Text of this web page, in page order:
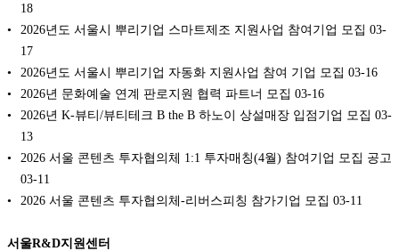
18
2026년도 서울시 뿌리기업 스마트제조 지원사업 참여기업 모집 03-
17
2026년도 서울시 뿌리기업 자동화 지원사업 참여 기업 모집 03-16
2026년 문화예술 연계 판로지원 협력 파트너 모집 03-16
2026년 K-뷰티/뷰티테크 B the B 하노이 상설매장 입점기업 모집 03-
13
2026 서울 콘텐츠 투자협의체 1:1 투자매칭(4월) 참여기업 모집 공고
03-11
2026 서울 콘텐츠 투자협의체-리버스피칭 참가기업 모집 03-11
서울R&D지원센터